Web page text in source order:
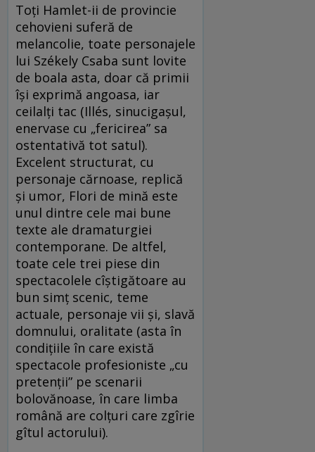
Toţi Hamlet-ii de provincie
cehovieni suferă de
melancolie, toate personajele
lui Székely Csaba sunt lovite
de boala asta, doar că primii
îşi exprimă angoasa, iar
ceilalţi tac (Illés, sinucigaşul,
enervase cu „fericirea” sa
ostentativă tot satul).
Excelent structurat, cu
personaje cărnoase, replică
şi umor, Flori de mină este
unul dintre cele mai bune
texte ale dramaturgiei
contemporane. De altfel,
toate cele trei piese din
spectacolele cîştigătoare au
bun simţ scenic, teme
actuale, personaje vii şi, slavă
domnului, oralitate (asta în
condiţiile în care există
spectacole profesioniste „cu
pretenţii” pe scenarii
bolovănoase, în care limba
română are colţuri care zgîrie
gîtul actorului).